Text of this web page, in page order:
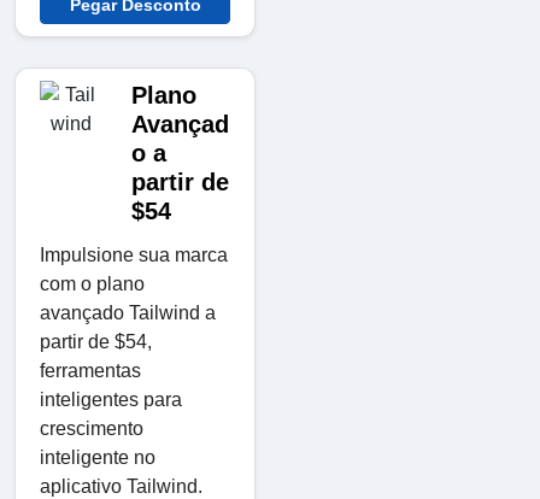
Pegar Desconto
Plano
Avançad
o a
partir de
$54
Impulsione sua marca
com o plano
avançado Tailwind a
partir de $54,
ferramentas
inteligentes para
crescimento
inteligente no
aplicativo Tailwind.